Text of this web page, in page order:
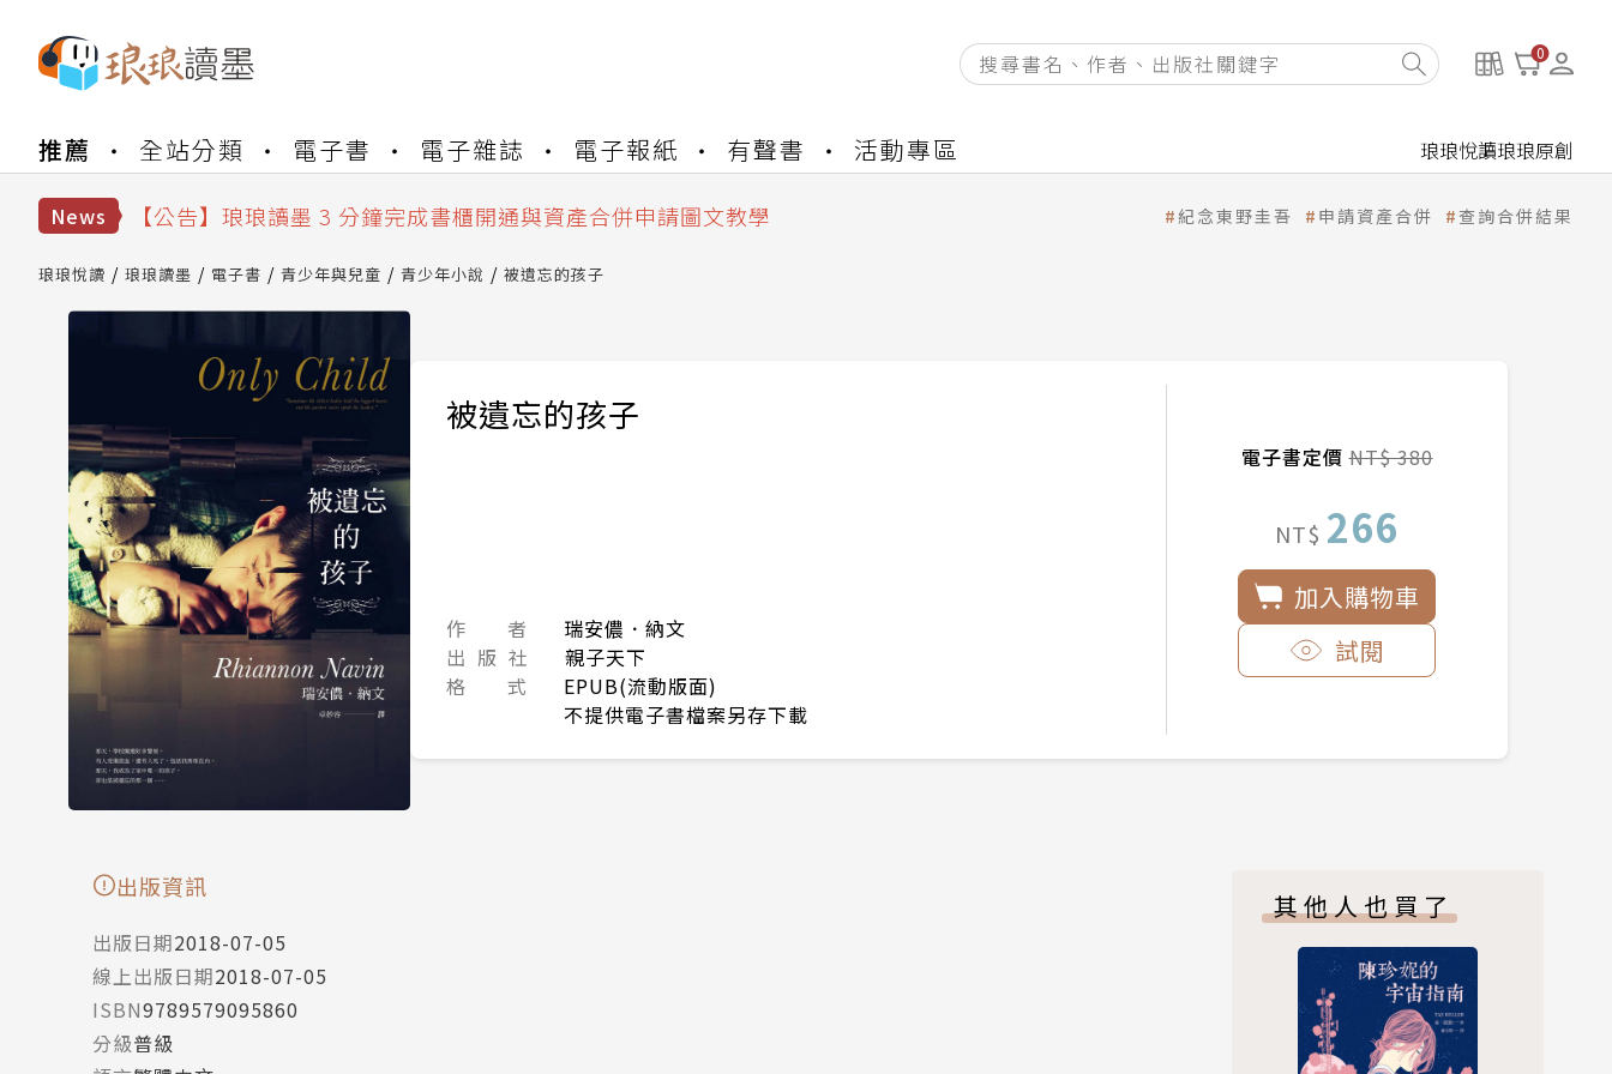
0
推薦 全站分類 電子書 電子雜誌 電子報紙 有聲書 活動專區 琅琅悅讀琅琅原創
News
【公告】琅琅讀墨數位閱讀資產合併與書櫃開通申請
【公告】琅琅讀墨 3 分鐘完成書櫃開通與資產合併申請圖文教學
【公告】琅琅讀墨數位閱讀資產合併與書櫃開通申請
紀念東野圭吾 申請資產合併 查詢合併結果
琅琅悅讀 琅琅讀墨 電子書 青少年與兒童 青少年小說 被遺忘的孩子
被遺忘的孩子
作 者
瑞安儂．納文
出 版 社
親子天下
格 式
EPUB(流動版面)
不提供電子書檔案另存下載
電子書定價NT$ 380
NT$ 266
加入購物車
試閱
出版資訊
出版日期2018-07-05
線上出版日期2018-07-05
ISBN9789579095860
分級普級
其他人也買了